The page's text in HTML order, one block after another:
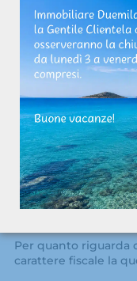
Cessione di
vengono
dipendenti,
verso i
Ad accrescere il
operazioni di
gestione della
crediti presenti al
Fatta eccezione per
parla di
per tutti i contratti
Per quanto riguarda
carattere fiscale la